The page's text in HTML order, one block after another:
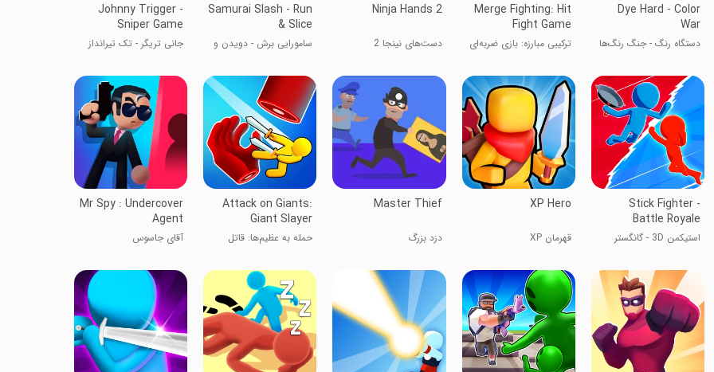
Dye Hard - Color
War
دستگاه رنگ - جنگ رنگ‌ها
Merge Fighting: Hit
Fight Game
ترکیبی مبارزه: بازی ضربه‌ای
Ninja Hands 2
دست‌های نینجا 2
Samurai Slash - Run
& Slice
سامورایی برش - دویدن و
Johnny Trigger -
Sniper Game
جانی تریگر - تک تیرانداز
Stick Fighter -
Battle Royale
استیکمن 3D - گانگستر
XP Hero
قهرمان XP
Master Thief
دزد بزرگ
Attack on Giants:
Giant Slayer
حمله به عظیم‌ها: قاتل
Mr Spy : Undercover
Agent
آقای جاسوس